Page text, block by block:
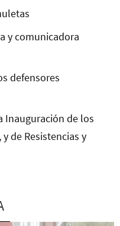
y comunicadora
defensores
Inauguración de los
de Resistencias y